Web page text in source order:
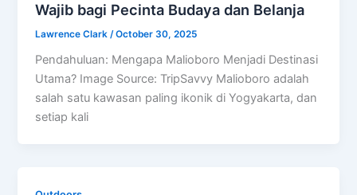
Wajib bagi Pecinta Budaya dan Belanja
Lawrence Clark /October 30, 2025
Pendahuluan: Mengapa Malioboro Menjadi Destinasi
Utama? Image Source: TripSavvy Malioboro adalah
salah satu kawasan paling ikonik di Yogyakarta, dan
setiap kali